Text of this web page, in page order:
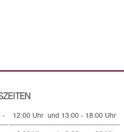
- 12:00 Uhr und 13:00 - 18:00 Uhr